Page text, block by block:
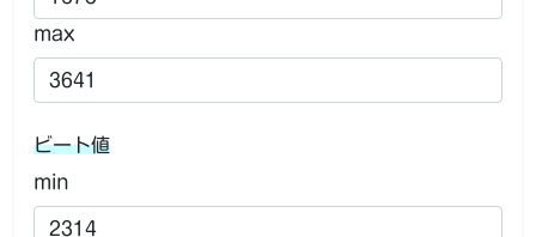
max
ビート値
min